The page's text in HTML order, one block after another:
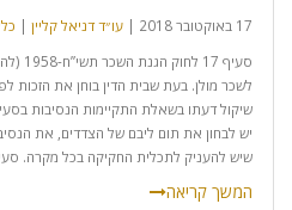
17 באוקטובר 2018 | עו״ד דניאל קליין |
סעיף
לשכר מולן. בעת שבית הדין בוחן את הזכות
יש לבחון את תום ליבם של הצדדים, את
שיש להעניק לתכלית החקיקה בכל מקרה. סעיף 18